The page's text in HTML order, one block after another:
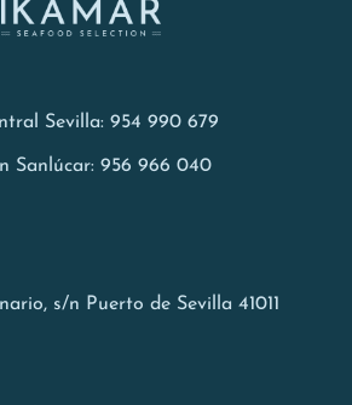
Sevilla: 954 990 679
Sanlúcar: 956 966 040
s/n Puerto de Sevilla 41011